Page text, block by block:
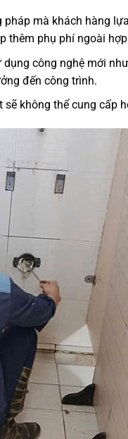
mà khách hàng
thêm phụ phí ngoài
công nghệ mới
đến công trình.
không thể cung cấp